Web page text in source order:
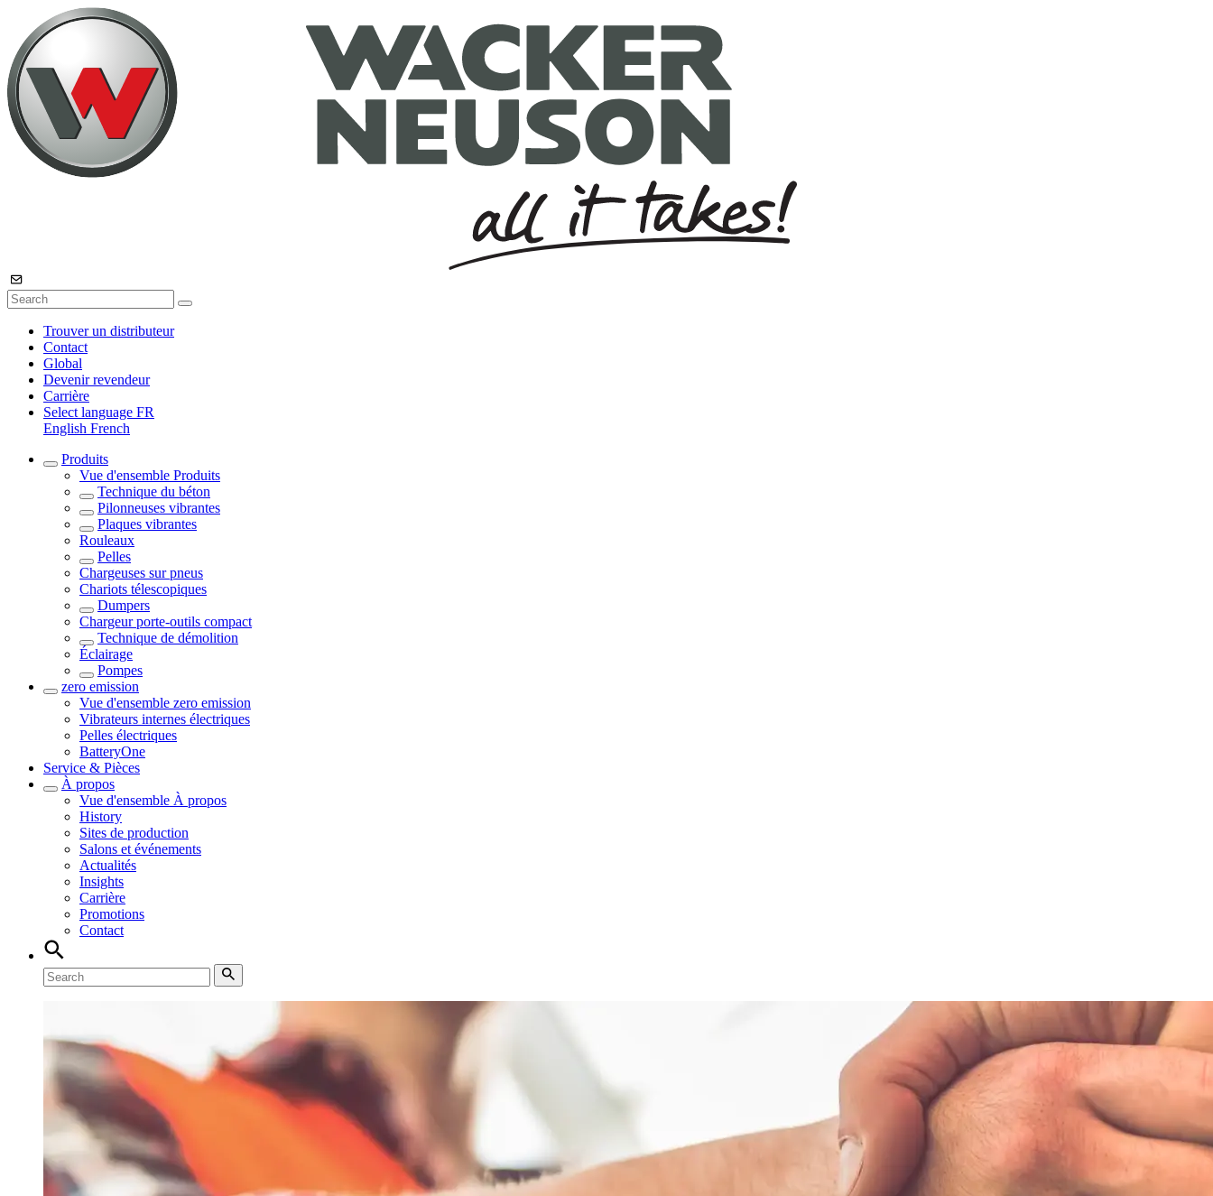
Trouver un distributeur
Contact
Global
Devenir revendeur
Carrière
Select language FR
English French
Produits
Vue d'ensemble Produits
Technique du béton
Pilonneuses vibrantes
Plaques vibrantes
Rouleaux
Pelles
Chargeuses sur pneus
Chariots télescopiques
Dumpers
Chargeur porte-outils compact
Technique de démolition
Éclairage
Pompes
zero emission
Vue d'ensemble zero emission
Vibrateurs internes électriques
Pelles électriques
BatteryOne
Service & Pièces
À propos
Vue d'ensemble À propos
History
Sites de production
Salons et événements
Actualités
Insights
Carrière
Promotions
Contact